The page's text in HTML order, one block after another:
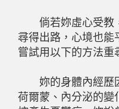
倘若妳虛心受教
尋得出路，心境也能
嘗試用以下的方法重
妳的身體內經歷
荷爾蒙、內分泌的變